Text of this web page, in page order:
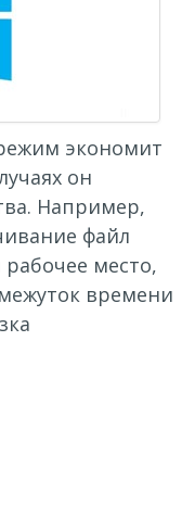
экономит
он
Например,
файл
место,
времени